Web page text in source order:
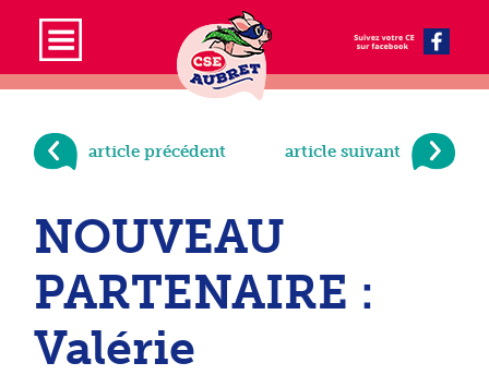
article précédent article suivant
NOUVEAU
PARTENAIRE :
Valérie